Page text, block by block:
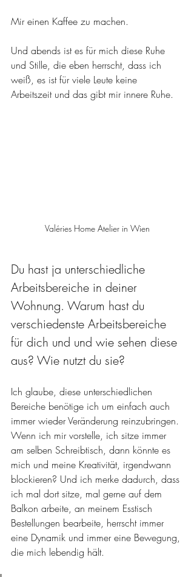
Mir einen Kaffee zu machen.
Und abends ist es für mich diese Ruhe
und Stille, die eben herrscht, dass ich
weiß, es ist für viele Leute keine
Arbeitszeit und das gibt mir innere Ruhe.
Valéries Home Atelier in Wien
Du hast ja unterschiedliche
Arbeitsbereiche in deiner
Wohnung. Warum hast du
verschiedenste Arbeitsbereiche
für dich und und wie sehen diese
aus? Wie nutzt du sie?
Ich glaube, diese unterschiedlichen
Bereiche benötige ich um einfach auch
immer wieder Veränderung reinzubringen.
Wenn ich mir vorstelle, ich sitze immer
am selben Schreibtisch, dann könnte es
mich und meine Kreativität, irgendwann
blockieren? Und ich merke dadurch, dass
ich mal dort sitze, mal gerne auf dem
Balkon arbeite, an meinem Esstisch
Bestellungen bearbeite, herrscht immer
eine Dynamik und immer eine Bewegung,
die mich lebendig hält.